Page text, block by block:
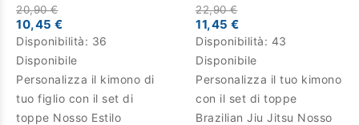
20,90 €
10,45 €
Disponibilità: 36
Disponibile
Personalizza il kimono di
tuo figlio con il set di
toppe Nosso Estilo
22,90 €
11,45 €
Disponibilità: 43
Disponibile
Personalizza il tuo kimono
con il set di toppe
Brazilian Jiu Jitsu Nosso